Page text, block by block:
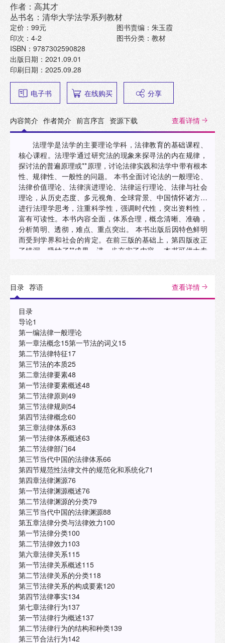
作者：高其才
丛书名：清华大学法学系列教材
定价：99元
印次：4-2
ISBN：9787302590828
出版日期：2021.09.01
印刷日期：2025.09.28
图书责编：朱玉霞
图书分类：教材
电子书 在线购买 分享
内容简介 作者简介 前言序言 资源下载 查看详情
法理学是法学的主要理论学科，法律教育的基础课程、
核心课程。法理学通过研究法的现象来探寻法的内在规律，
探讨法的普遍原理或**原理，讨论法律实践和法学中带有根本
性、规律性、一般性的问题。 本书全面讨论法的一般理论、
法律价值理论、法律演进理论、法律运行理论、法律与社会
理论，从历史态度、多元视角、全球背景、中国情怀诸方面
进行法理学思考，注重科学性，强调时代性，突出资料性，
富有可读性。本书内容全面，体系合理，概念清晰、准确，
分析简明、透彻，难点、重点突出。 本书出版后因特色鲜明
而受到学界和社会的肯定。在前三版的基础上，第四版改正
了错漏，吸纳了**成果，进一步充实了内容。 本书可供大专
目录 荐语 查看详情
目录
导论1
第一编法律一般理论
第一章法概念15第一节法的词义15
第二节法律特征17
第三节法的本质25
第二章法律要素48
第一节法律要素概述48
第二节法律原则49
第三节法律规则54
第四节法律概念60
第三章法律体系63
第一节法律体系概述63
第二节法律部门64
第三节当代中国的法律体系66
第四节规范性法律文件的规范化和系统化71
第四章法律渊源76
第一节法律渊源概述76
第二节法律渊源的分类79
第三节当代中国的法律渊源88
第五章法律分类与法律效力100
第一节法律分类100
第二节法律效力103
第六章法律关系115
第一节法律关系概述115
第二节法律关系的分类118
第三节法律关系的构成要素120
第四节法律事实134
第七章法律行为137
第一节法律行为概述137
第二节法律行为的结构和种类139
第三节合法行为142